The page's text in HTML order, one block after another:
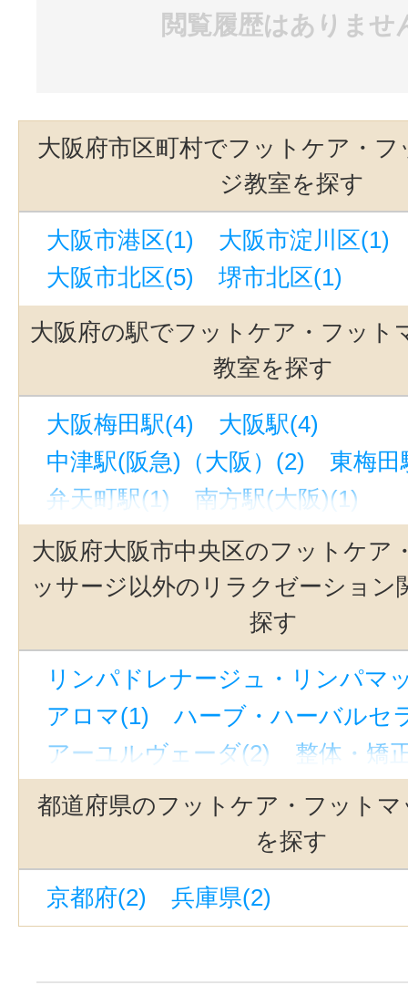
閲覧履歴はありませ
大阪府市区町村でフットケア・
ジ教室を探す
大阪市港区(1)
大阪市淀川区(1)
大阪市北区(5)
堺市北区(1)
大阪府の駅でフットケア・フット
教室を探す
大阪梅田駅(4)
大阪駅(4)
中津駅(阪急)（大阪）(2)
東梅田
弁天町駅(1)
南方駅(大阪)(1)
中百舌鳥駅(南海)(泉北)(1)
九条
西中島南方駅(1)
なかもず駅(大
大阪難波駅(1)
北新地駅(1)
なんば駅(大阪市営
長堀橋駅(1)
西梅田駅(1)
梅田
ＪＲ難波駅(1)
松屋町駅(1)
新
中崎町駅(1)
大阪府大阪市中央区のフットケア
ッサージ以外のリラクゼーション
探す
リンパドレナージュ・リンパマ
アロマ(1)
ハーブ・ハーバルセ
アーユルヴェーダ(2)
整体・矯
リフレクソロジー(4)
ヒーリン
ボディケア・ボディマッサージ
タイ古式マッサージ(1)
リラクゼーションその他(4)
都道府県のフットケア・フット
を探す
京都府(2) 兵庫県(2)